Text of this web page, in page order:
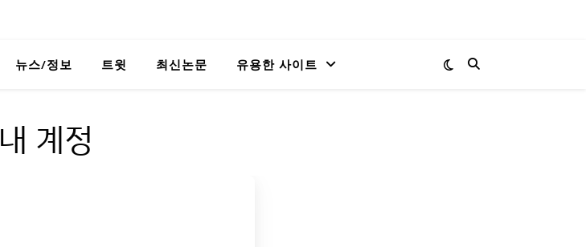
뉴스/정보 트윗 최신논문 유용한 사이트
내 계정